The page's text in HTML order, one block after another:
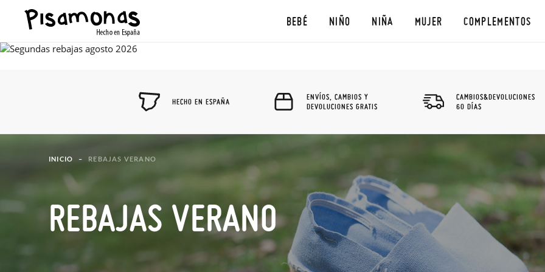
BEBÉ NIÑO NIÑA MUJER COMPLEMENTOS
HECHO EN ESPAÑA
ENVÍOS, CAMBIOS Y
DEVOLUCIONES GRATIS
CAMBIOS&DEVOLUCIONES
60 DÍAS
INICIO REBAJAS VERANO
REBAJAS VERANO